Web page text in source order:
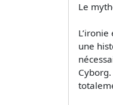
Le
une